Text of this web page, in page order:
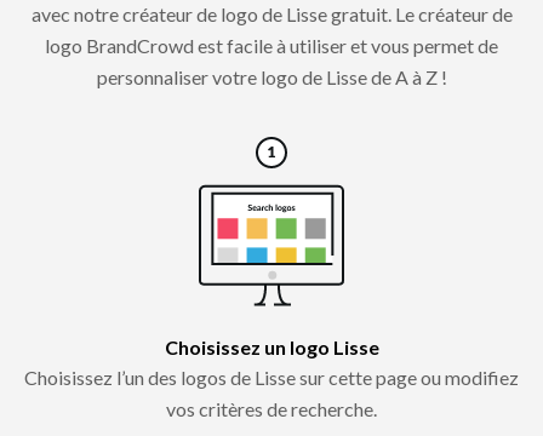
avec notre créateur de logo de Lisse gratuit. Le créateur de
logo BrandCrowd est facile à utiliser et vous permet de
personnaliser votre logo de Lisse de A à Z !
Choisissez un logo Lisse
Choisissez l’un des logos de Lisse sur cette page ou modifiez
vos critères de recherche.